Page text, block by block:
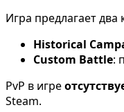
Игра предлагает
Historical
Custom Battle:
PvP в игре
Steam.